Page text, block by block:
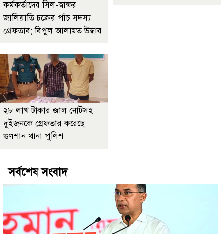
কর্মকর্তাদের সিল-স্বাক্ষর
জালিয়াতি চক্রের পাঁচ সদস্য
গ্রেফতার; বিপুল আলামত উদ্ধার
২৮ লাখ টাকার জাল নোটসহ
দুইজনকে গ্রেফতার করেছে
গুলশান থানা পুলিশ
সর্বশেষ সংবাদ